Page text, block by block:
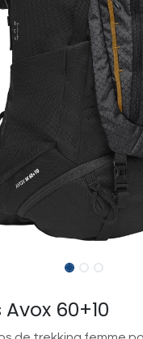
60+10